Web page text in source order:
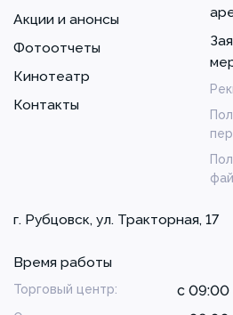
Акции и анонсы
Фотоотчеты
Кинотеатр
Контакты
г. Рубцовск, ул. Тракторная, 17
Время работы
Торговый центр: с 09:00